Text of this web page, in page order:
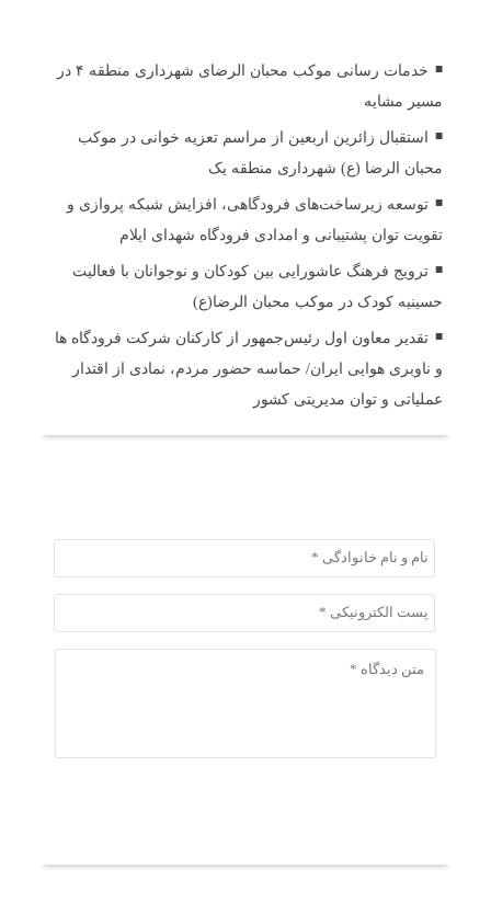
خدمات رسانی موکب محبان الرضای شهرداری منطقه ۴ در
مسیر مشایه
استقبال زائرین اربعین از مراسم تعزیه خوانی در موکب
محبان الرضا (ع) شهرداری منطقه یک
توسعه زیرساخت‌های فرودگاهی، افزایش شبکه پروازی و
تقویت توان پشتیبانی و امدادی فرودگاه شهدای ایلام
ترویج فرهنگ عاشورایی بین کودکان و نوجوانان با فعالیت
حسینیه کودک در موکب محبان الرضا(ع)
تقدیر معاون اول رئیس‌جمهور از کارکنان شرکت فرودگاه ها
و ناوبری هوایی ایران/ حماسه حضور مردم، نمادی از اقتدار
عملیاتی و توان مدیریتی کشور